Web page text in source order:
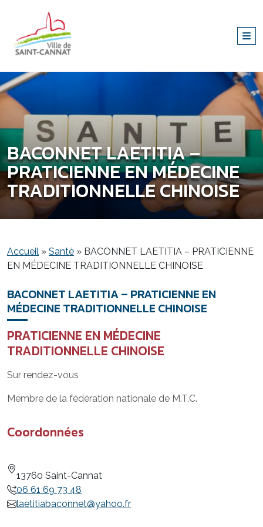
BACONNET LAETITIA –
PRATICIENNE EN MÉDECINE
TRADITIONNELLE CHINOISE
Accueil » Santé » BACONNET LAETITIA – PRATICIENNE
EN MÉDECINE TRADITIONNELLE CHINOISE
BACONNET LAETITIA – PRATICIENNE EN
MÉDECINE TRADITIONNELLE CHINOISE
PRATICIENNE EN MÉDECINE
TRADITIONNELLE CHINOISE
Sur rendez-vous
Membre de la fédération nationale de M.T.C.
Coordonnées
13760 Saint-Cannat
06 61 69 73 48
laetitiabaconnet@yahoo.fr